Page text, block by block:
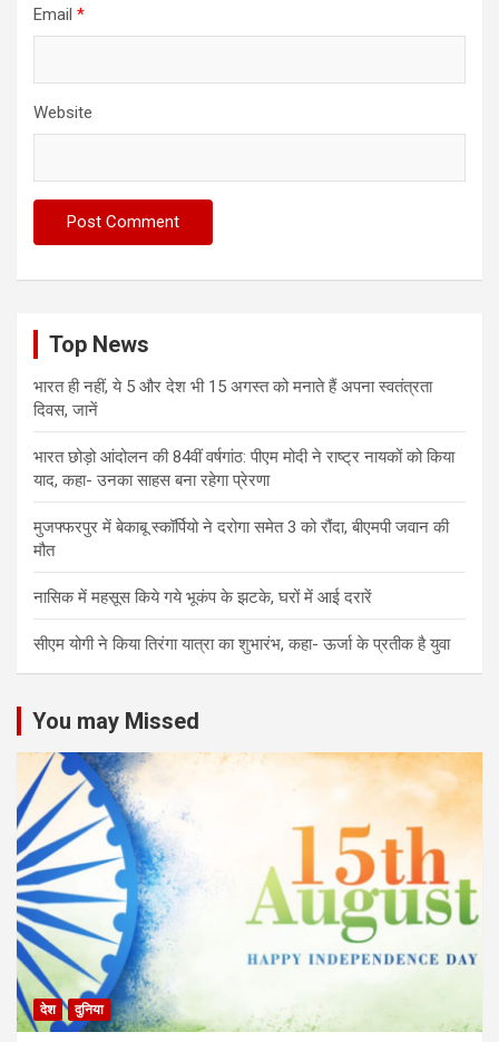
Email *
Website
Top News
भारत ही नहीं, ये 5 और देश भी 15 अगस्त को मनाते हैं अपना स्वतंत्रता
दिवस, जानें
भारत छोड़ो आंदोलन की 84वीं वर्षगांठ: पीएम मोदी ने राष्ट्र नायकों को किया
याद, कहा- उनका साहस बना रहेगा प्रेरणा
मुजफ्फरपुर में बेकाबू स्कॉर्पियो ने दरोगा समेत 3 को रौंदा, बीएमपी जवान की
मौत
नासिक में महसूस किये गये भूकंप के झटके, घरों में आई दरारें
सीएम योगी ने किया तिरंगा यात्रा का शुभारंभ, कहा- ऊर्जा के प्रतीक है युवा
You may Missed
देश दुनिया